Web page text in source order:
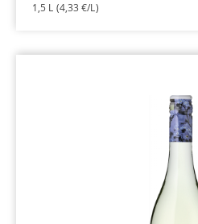
1,5 L (4,33 €/L)